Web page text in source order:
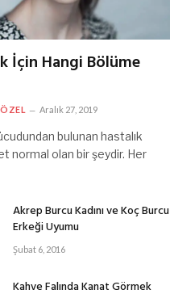
İçin Hangi Bölüme
Aralık 27, 2019
bulunan hastalık
normal olan bir şeydir. Her
Akrep Burcu Kadını ve Koç Burcu
Erkeği Uyumu
Şubat 6, 2016
Kahve Falında Kanat Görmek